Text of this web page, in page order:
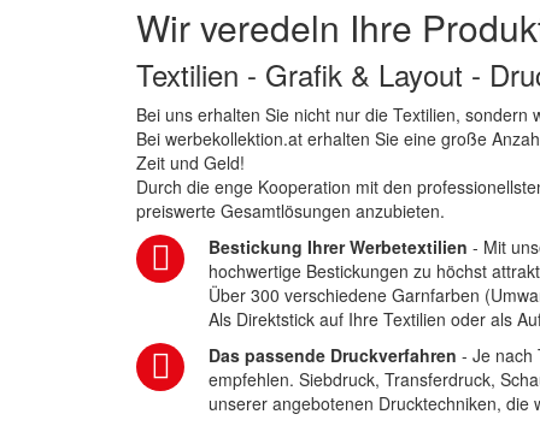
Wir veredeln Ihre
Textilien - Grafik & Layout -
Bei uns erhalten Sie nicht nur die Textilien,
Bei werbekollektion.at erhalten Sie eine große
Zeit und Geld!
Durch die enge Kooperation mit den
preiswerte Gesamtlösungen anzubieten.
Bestickung Ihrer Werbetextilien - Mit
hochwertige Bestickungen zu höchst
Über 300 verschiedene Garnfarben
Als Direktstick auf Ihre Textilien oder als
Das passende Druckverfahren - Je nach
empfehlen. Siebdruck, Transferdruck,
unserer angebotenen Drucktechniken,